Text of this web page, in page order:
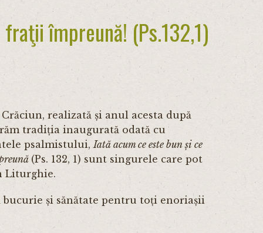
împreună! (Ps.132,1)
realizată și anul acesta după
tradiția inaugurată odată cu
psalmistului,Iată acum ce este bun și ce
(Ps. 132, 1) sunt singurele care pot
Liturghie.
și sănătate pentru toți enoriașii